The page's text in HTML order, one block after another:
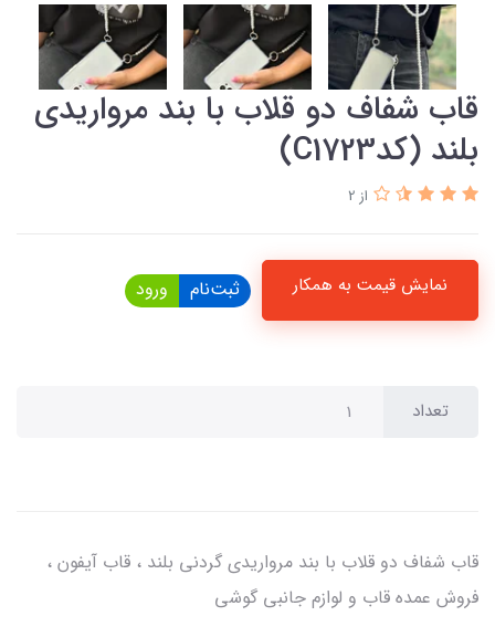
قاب شفاف دو قلاب با بند مرواریدی
بلند (کدC1723)
از 2
نمایش قیمت به همکار ثبت‌نام ورود
تعداد
قاب شفاف دو قلاب با بند مرواریدی گردنی بلند ، قاب آیفون ،
فروش عمده قاب و لوازم جانبی گوشی